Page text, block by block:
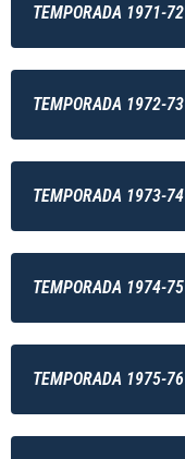
TEMPORADA 1971-72
TEMPORADA 1972-73
TEMPORADA 1973-74
TEMPORADA 1974-75
TEMPORADA 1975-76